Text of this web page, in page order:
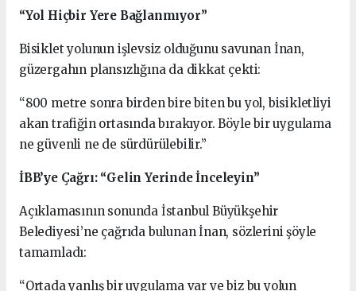
“Yol Hiçbir Yere Bağlanmıyor”
Bisiklet yolunun işlevsiz olduğunu savunan İnan,
güzergahın plansızlığına da dikkat çekti:
“800 metre sonra birden bire biten bu yol, bisikletliyi
akan trafiğin ortasında bırakıyor. Böyle bir uygulama
ne güvenli ne de sürdürülebilir.”
İBB’ye Çağrı: “Gelin Yerinde İnceleyin”
Açıklamasının sonunda İstanbul Büyükşehir
Belediyesi’ne çağrıda bulunan İnan, sözlerini şöyle
tamamladı:
“Ortada yanlış bir uygulama var ve biz bu yolun